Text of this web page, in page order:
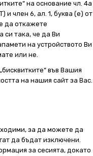
на основание чл. 4а
и член 6, ал. 1, буква (е) от
да откажете
си така, че да Ви
на устройството Ви
или не.
във Вашия
на нашия сайт за Вас.
за да можете да
да бъдат изключени.
за сесията, докато